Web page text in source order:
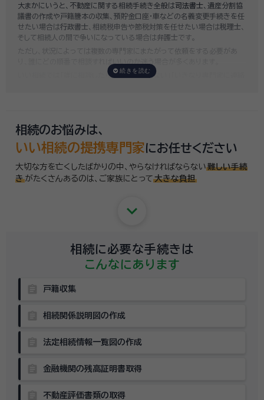
み依頼することも可能ですので、まずはお気軽にご相談ください。
大まかにいうと、不動産に関する相続手続き全般は司法書士 、遺産分割協
議書の作成や戸籍謄本の収集、預貯金口座・車などの名義変更手続きを任
せたい場合は行政書士 、相続税申告や節税対策を任せたい場合は税理士
そして相続人の間で争いになっている場合は弁護士です。
ただし、状況によっては複数の専門家にまたがって依頼をする必要があ
いい相続では「誰に相談したらいいかわからない」「いきなり専門家に連絡
相続のお悩みは、
いい相続の提携専門家にお任せください
大切な方を亡くしたばかりの中、やらなければならない 難しい手続
き がたくさんあるのは、 ご家族にとって 大きな負担
keyboard_arrow_down
相続に必要な手続きは
こんなにあります
戸籍収集
相続関係説明図の作成
法定相続情報一覧図の作成
金融機関の残高証明書取得
不動産評価書類の取得